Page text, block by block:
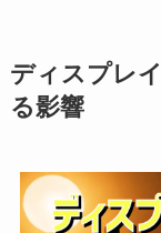
ディスプレ
る影響